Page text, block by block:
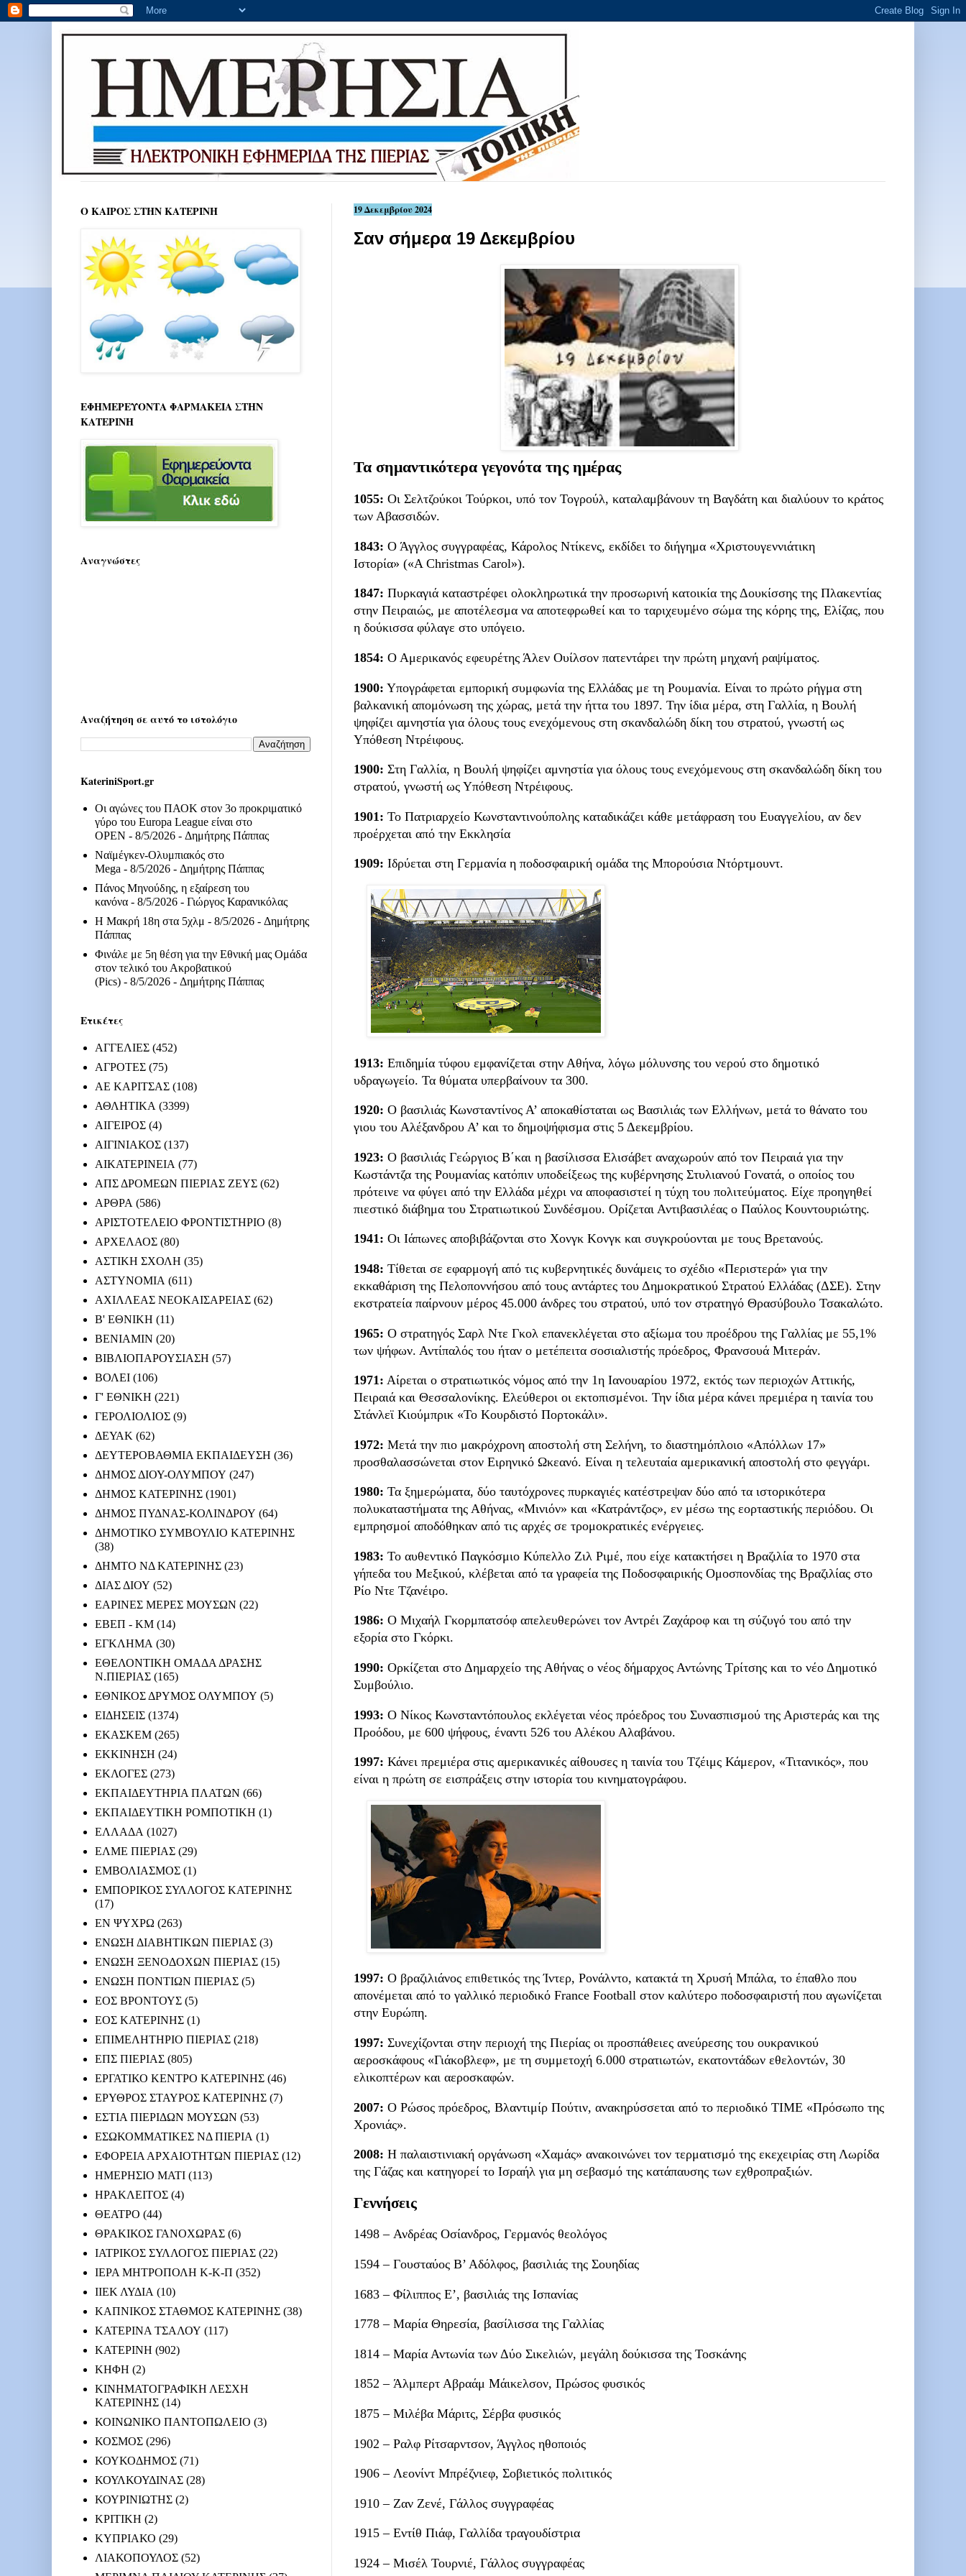
19 Δεκεμβρίου 2024
Σαν σήμερα 19 Δεκεμβρίου
Τα σημαντικότερα γεγονότα της ημέρας
1055: Οι Σελτζούκοι Τούρκοι, υπό τον Τογρούλ, καταλαμβάνουν τη Βαγδάτη και διαλύουν το κράτος
των Αβασσιδών.
1843: Ο Άγγλος συγγραφέας, Κάρολος Ντίκενς, εκδίδει το διήγημα «Χριστουγεννιάτικη
Ιστορία» («A Christmas Carol»).
1847: Πυρκαγιά καταστρέφει ολοκληρωτικά την προσωρινή κατοικία της Δουκίσσης της Πλακεντίας
στην Πειραιώς, με αποτέλεσμα να αποτεφρωθεί και το ταριχευμένο σώμα της κόρης της, Ελίζας, που
η δούκισσα φύλαγε στο υπόγειο.
1854: Ο Αμερικανός εφευρέτης Άλεν Ουίλσον πατεντάρει την πρώτη μηχανή ραψίματος.
1900: Υπογράφεται εμπορική συμφωνία της Ελλάδας με τη Ρουμανία. Είναι το πρώτο ρήγμα στη
βαλκανική απομόνωση της χώρας, μετά την ήττα του 1897. Την ίδια μέρα, στη Γαλλία, η Βουλή
ψηφίζει αμνηστία για όλους τους ενεχόμενους στη σκανδαλώδη δίκη του στρατού, γνωστή ως
Υπόθεση Ντρέιφους.
1900: Στη Γαλλία, η Βουλή ψηφίζει αμνηστία για όλους τους ενεχόμενους στη σκανδαλώδη δίκη του
στρατού, γνωστή ως Υπόθεση Ντρέιφους.
1901: Το Πατριαρχείο Κωνσταντινούπολης καταδικάζει κάθε μετάφραση του Ευαγγελίου, αν δεν
προέρχεται από την Εκκλησία
1909: Ιδρύεται στη Γερμανία η ποδοσφαιρική ομάδα της Μπορούσια Ντόρτμουντ.
1913: Επιδημία τύφου εμφανίζεται στην Αθήνα, λόγω μόλυνσης του νερού στο δημοτικό
υδραγωγείο. Τα θύματα υπερβαίνουν τα 300.
1920: Ο βασιλιάς Κωνσταντίνος Α’ αποκαθίσταται ως Βασιλιάς των Ελλήνων, μετά το θάνατο του
γιου του Αλέξανδρου Α’ και το δημοψήφισμα στις 5 Δεκεμβρίου.
1923: Ο βασιλιάς Γεώργιος Β΄και η βασίλισσα Ελισάβετ αναχωρούν από τον Πειραιά για την
Κωστάντζα της Ρουμανίας κατόπιν υποδείξεως της κυβέρνησης Στυλιανού Γονατά, ο οποίος του
πρότεινε να φύγει από την Ελλάδα μέχρι να αποφασιστεί η τύχη του πολιτεύματος. Είχε προηγηθεί
πιεστικό διάβημα του Στρατιωτικού Συνδέσμου. Ορίζεται Αντιβασιλέας ο Παύλος Κουντουριώτης.
1941: Οι Ιάπωνες αποβιβάζονται στο Χονγκ Κονγκ και συγκρούονται με τους Βρετανούς.
1948: Τίθεται σε εφαρμογή από τις κυβερνητικές δυνάμεις το σχέδιο «Περιστερά» για την
εκκαθάριση της Πελοποννήσου από τους αντάρτες του Δημοκρατικού Στρατού Ελλάδας (ΔΣΕ). Στην
εκστρατεία παίρνουν μέρος 45.000 άνδρες του στρατού, υπό τον στρατηγό Θρασύβουλο Τσακαλώτο.
1965: Ο στρατηγός Σαρλ Ντε Γκολ επανεκλέγεται στο αξίωμα του προέδρου της Γαλλίας με 55,1%
των ψήφων. Αντίπαλός του ήταν ο μετέπειτα σοσιαλιστής πρόεδρος, Φρανσουά Μιτεράν.
1971: Αίρεται ο στρατιωτικός νόμος από την 1η Ιανουαρίου 1972, εκτός των περιοχών Αττικής,
Πειραιά και Θεσσαλονίκης. Ελεύθεροι οι εκτοπισμένοι. Την ίδια μέρα κάνει πρεμιέρα η ταινία του
Στάνλεϊ Κιούμπρικ «Το Κουρδιστό Πορτοκάλι».
1972: Μετά την πιο μακρόχρονη αποστολή στη Σελήνη, το διαστημόπλοιο «Απόλλων 17»
προσθαλασσώνεται στον Ειρηνικό Ωκεανό. Είναι η τελευταία αμερικανική αποστολή στο φεγγάρι.
1980: Τα ξημερώματα, δύο ταυτόχρονες πυρκαγιές κατέστρεψαν δύο από τα ιστορικότερα
πολυκαταστήματα της Αθήνας, «Μινιόν» και «Κατράντζος», εν μέσω της εορταστικής περιόδου. Οι
εμπρησμοί αποδόθηκαν από τις αρχές σε τρομοκρατικές ενέργειες.
1983: Το αυθεντικό Παγκόσμιο Κύπελλο Ζιλ Ριμέ, που είχε κατακτήσει η Βραζιλία το 1970 στα
γήπεδα του Μεξικού, κλέβεται από τα γραφεία της Ποδοσφαιρικής Ομοσπονδίας της Βραζιλίας στο
Ρίο Ντε Τζανέιρο.
1986: Ο Μιχαήλ Γκορμπατσόφ απελευθερώνει τον Αντρέι Ζαχάροφ και τη σύζυγό του από την
εξορία στο Γκόρκι.
1990: Ορκίζεται στο Δημαρχείο της Αθήνας ο νέος δήμαρχος Αντώνης Τρίτσης και το νέο Δημοτικό
Συμβούλιο.
1993: Ο Νίκος Κωνσταντόπουλος εκλέγεται νέος πρόεδρος του Συνασπισμού της Αριστεράς και της
Προόδου, με 600 ψήφους, έναντι 526 του Αλέκου Αλαβάνου.
1997: Κάνει πρεμιέρα στις αμερικανικές αίθουσες η ταινία του Τζέιμς Κάμερον, «Τιτανικός», που
είναι η πρώτη σε εισπράξεις στην ιστορία του κινηματογράφου.
1997: Ο βραζιλιάνος επιθετικός της Ίντερ, Ρονάλντο, κατακτά τη Χρυσή Μπάλα, το έπαθλο που
απονέμεται από το γαλλικό περιοδικό France Football στον καλύτερο ποδοσφαιριστή που αγωνίζεται
στην Ευρώπη.
1997: Συνεχίζονται στην περιοχή της Πιερίας οι προσπάθειες ανεύρεσης του ουκρανικού
αεροσκάφους «Γιάκοβλεφ», με τη συμμετοχή 6.000 στρατιωτών, εκατοντάδων εθελοντών, 30
ελικοπτέρων και αεροσκαφών.
2007: Ο Ρώσος πρόεδρος, Βλαντιμίρ Πούτιν, ανακηρύσσεται από το περιοδικό TIME «Πρόσωπο της
Χρονιάς».
2008: Η παλαιστινιακή οργάνωση «Χαμάς» ανακοινώνει τον τερματισμό της εκεχειρίας στη Λωρίδα
της Γάζας και κατηγορεί το Ισραήλ για μη σεβασμό της κατάπαυσης των εχθροπραξιών.
Γεννήσεις
1498 – Ανδρέας Οσίανδρος, Γερμανός θεολόγος
1594 – Γουσταύος Β’ Αδόλφος, βασιλιάς της Σουηδίας
1683 – Φίλιππος Ε’, βασιλιάς της Ισπανίας
1778 – Μαρία Θηρεσία, βασίλισσα της Γαλλίας
1814 – Μαρία Αντωνία των Δύο Σικελιών, μεγάλη δούκισσα της Τοσκάνης
1852 – Άλμπερτ Αβραάμ Μάικελσον, Πρώσος φυσικός
1875 – Μιλέβα Μάριτς, Σέρβα φυσικός
1902 – Ραλφ Ρίτσαρντσον, Άγγλος ηθοποιός
1906 – Λεονίντ Μπρέζνιεφ, Σοβιετικός πολιτικός
1910 – Ζαν Ζενέ, Γάλλος συγγραφέας
1915 – Εντίθ Πιάφ, Γαλλίδα τραγουδίστρια
1924 – Μισέλ Τουρνιέ, Γάλλος συγγραφέας
Ο ΚΑΙΡΟΣ ΣΤΗΝ ΚΑΤΕΡΙΝΗ
ΕΦΗΜΕΡΕΥΟΝΤΑ ΦΑΡΜΑΚΕΙΑ ΣΤΗΝ
ΚΑΤΕΡΙΝΗ
Αναγνώστες
Αναζήτηση σε αυτό το ιστολόγιο
KateriniSport.gr
Οι αγώνες του ΠΑΟΚ στον 3ο προκριματικό
γύρο του Europa League είναι στο
OPEN - 8/5/2026 - Δημήτρης Πάππας
Ναϊμέγκεν-Ολυμπιακός στο
Mega - 8/5/2026 - Δημήτρης Πάππας
Πάνος Μηνούδης, η εξαίρεση του
κανόνα - 8/5/2026 - Γιώργος Καρανικόλας
Η Μακρή 18η στα 5χλμ - 8/5/2026 - Δημήτρης
Πάππας
Φινάλε με 5η θέση για την Εθνική μας Ομάδα
στον τελικό του Ακροβατικού
(Pics) - 8/5/2026 - Δημήτρης Πάππας
Ετικέτες
ΑΓΓΕΛΙΕΣ (452)
ΑΓΡΟΤΕΣ (75)
ΑΕ ΚΑΡΙΤΣΑΣ (108)
ΑΘΛΗΤΙΚΑ (3399)
ΑΙΓΕΙΡΟΣ (4)
ΑΙΓΙΝΙΑΚΟΣ (137)
ΑΙΚΑΤΕΡΙΝΕΙΑ (77)
ΑΠΣ ΔΡΟΜΕΩΝ ΠΙΕΡΙΑΣ ΖΕΥΣ (62)
ΑΡΘΡΑ (586)
ΑΡΙΣΤΟΤΕΛΕΙΟ ΦΡΟΝΤΙΣΤΗΡΙΟ (8)
ΑΡΧΕΛΑΟΣ (80)
ΑΣΤΙΚΗ ΣΧΟΛΗ (35)
ΑΣΤΥΝΟΜΙΑ (611)
ΑΧΙΛΛΕΑΣ ΝΕΟΚΑΙΣΑΡΕΙΑΣ (62)
Β' ΕΘΝΙΚΗ (11)
ΒΕΝΙΑΜΙΝ (20)
ΒΙΒΛΙΟΠΑΡΟΥΣΙΑΣΗ (57)
ΒΟΛΕΙ (106)
Γ' ΕΘΝΙΚΗ (221)
ΓΕΡΟΛΙΟΛΙΟΣ (9)
ΔΕΥΑΚ (62)
ΔΕΥΤΕΡΟΒΑΘΜΙΑ ΕΚΠΑΙΔΕΥΣΗ (36)
ΔΗΜΟΣ ΔΙΟΥ-ΟΛΥΜΠΟΥ (247)
ΔΗΜΟΣ ΚΑΤΕΡΙΝΗΣ (1901)
ΔΗΜΟΣ ΠΥΔΝΑΣ-ΚΟΛΙΝΔΡΟΥ (64)
ΔΗΜΟΤΙΚΟ ΣΥΜΒΟΥΛΙΟ ΚΑΤΕΡΙΝΗΣ
(38)
ΔΗΜΤΟ ΝΔ ΚΑΤΕΡΙΝΗΣ (23)
ΔΙΑΣ ΔΙΟΥ (52)
ΕΑΡΙΝΕΣ ΜΕΡΕΣ ΜΟΥΣΩΝ (22)
ΕΒΕΠ - ΚΜ (14)
ΕΓΚΛΗΜΑ (30)
ΕΘΕΛΟΝΤΙΚΗ ΟΜΑΔΑ ΔΡΑΣΗΣ
Ν.ΠΙΕΡΙΑΣ (165)
ΕΘΝΙΚΟΣ ΔΡΥΜΟΣ ΟΛΥΜΠΟΥ (5)
ΕΙΔΗΣΕΙΣ (1374)
ΕΚΑΣΚΕΜ (265)
ΕΚΚΙΝΗΣΗ (24)
ΕΚΛΟΓΕΣ (273)
ΕΚΠΑΙΔΕΥΤΗΡΙΑ ΠΛΑΤΩΝ (66)
ΕΚΠΑΙΔΕΥΤΙΚΗ ΡΟΜΠΟΤΙΚΗ (1)
ΕΛΛΑΔΑ (1027)
ΕΛΜΕ ΠΙΕΡΙΑΣ (29)
ΕΜΒΟΛΙΑΣΜΟΣ (1)
ΕΜΠΟΡΙΚΟΣ ΣΥΛΛΟΓΟΣ ΚΑΤΕΡΙΝΗΣ
(17)
ΕΝ ΨΥΧΡΩ (263)
ΕΝΩΣΗ ΔΙΑΒΗΤΙΚΩΝ ΠΙΕΡΙΑΣ (3)
ΕΝΩΣΗ ΞΕΝΟΔΟΧΩΝ ΠΙΕΡΙΑΣ (15)
ΕΝΩΣΗ ΠΟΝΤΙΩΝ ΠΙΕΡΙΑΣ (5)
ΕΟΣ ΒΡΟΝΤΟΥΣ (5)
ΕΟΣ ΚΑΤΕΡΙΝΗΣ (1)
ΕΠΙΜΕΛΗΤΗΡΙΟ ΠΙΕΡΙΑΣ (218)
ΕΠΣ ΠΙΕΡΙΑΣ (805)
ΕΡΓΑΤΙΚΟ ΚΕΝΤΡΟ ΚΑΤΕΡΙΝΗΣ (46)
ΕΡΥΘΡΟΣ ΣΤΑΥΡΟΣ ΚΑΤΕΡΙΝΗΣ (7)
ΕΣΤΙΑ ΠΙΕΡΙΔΩΝ ΜΟΥΣΩΝ (53)
ΕΣΩΚΟΜΜΑΤΙΚΕΣ ΝΔ ΠΙΕΡΙΑ (1)
ΕΦΟΡΕΙΑ ΑΡΧΑΙΟΤΗΤΩΝ ΠΙΕΡΙΑΣ (12)
ΗΜΕΡΗΣΙΟ ΜΑΤΙ (113)
ΗΡΑΚΛΕΙΤΟΣ (4)
ΘΕΑΤΡΟ (44)
ΘΡΑΚΙΚΟΣ ΓΑΝΟΧΩΡΑΣ (6)
ΙΑΤΡΙΚΟΣ ΣΥΛΛΟΓΟΣ ΠΙΕΡΙΑΣ (22)
ΙΕΡΑ ΜΗΤΡΟΠΟΛΗ Κ-Κ-Π (352)
ΙΙΕΚ ΛΥΔΙΑ (10)
ΚΑΠΝΙΚΟΣ ΣΤΑΘΜΟΣ ΚΑΤΕΡΙΝΗΣ (38)
ΚΑΤΕΡΙΝΑ ΤΣΑΛΟΥ (117)
ΚΑΤΕΡΙΝΗ (902)
ΚΗΦΗ (2)
ΚΙΝΗΜΑΤΟΓΡΑΦΙΚΗ ΛΕΣΧΗ
ΚΑΤΕΡΙΝΗΣ (14)
ΚΟΙΝΩΝΙΚΟ ΠΑΝΤΟΠΩΛΕΙΟ (3)
ΚΟΣΜΟΣ (296)
ΚΟΥΚΟΔΗΜΟΣ (71)
ΚΟΥΛΚΟΥΔΙΝΑΣ (28)
ΚΟΥΡΙΝΙΩΤΗΣ (2)
ΚΡΙΤΙΚΗ (2)
ΚΥΠΡΙΑΚΟ (29)
ΛΙΑΚΟΠΟΥΛΟΣ (52)